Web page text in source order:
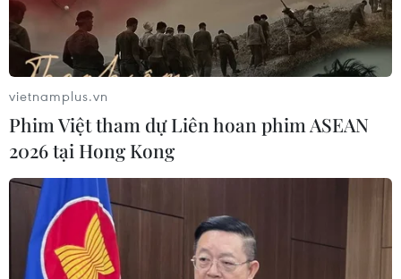
Cà Mau quảng bá thương hiệu, kết
nối đầu tư, đưa ngành tôm phát triển
bền vững
07/08/2026 03:04
Giá vàng trong nước giảm nhẹ,
thương hiệu SJC lùi về ngưỡng 142,2
triệu đồng
07/08/2026 02:21
Kho dự trữ khí đốt của EU còn chưa
vietnamplus.vn
Phim Việt tham dự Liên hoan phim ASEAN
2026 tại Hong Kong